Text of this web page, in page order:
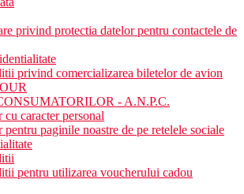
privind protectia datelor pentru contactele de
privind comercializarea biletelor de avion
- A.N.P.C.
cu caracter personal
pentru paginile noastre de pe retelele sociale
pentru utilizarea voucherului cadou